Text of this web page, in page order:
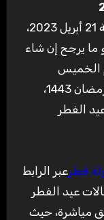
موعد عيد الفطر لهذا العام هو الجمعة 21 أبريل 2023،
29 يومًا، وهو ما يرجح إن شاء
الخميس
الموافق 20 أبريل 2023، الموافق 29 رمضان 1443،
الفطر
قطرعبر الرابط
عيد الفطر
المرفق مياشرة، حيث